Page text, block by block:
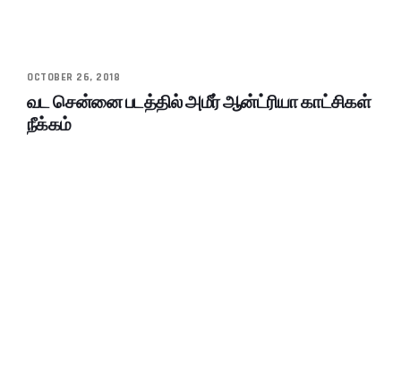
OCTOBER 26, 2018
வட சென்னை படத்தில் அமீர் ஆன்ட்ரியா காட்சிகள்
நீக்கம்